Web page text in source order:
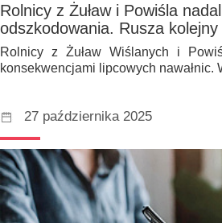
Rolnicy z Żuław i Powiśla
odszkodowania. Rusza
Rolnicy z Żuław Wiślanych i
konsekwencjami lipcowych
27 października 2025